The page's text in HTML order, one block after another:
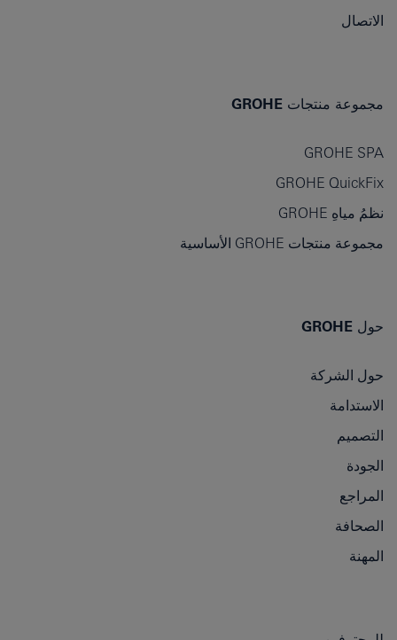
الاتصال
مجموعة منتجات GROHE
GROHE SPA
GROHE QuickFix
نظمُ مياهِ GROHE
مجموعة منتجات GROHE الأساسية
حول GROHE
حول الشركة
الاستدامة
التصميم
الجودة
المراجع
الصحافة
المهنة